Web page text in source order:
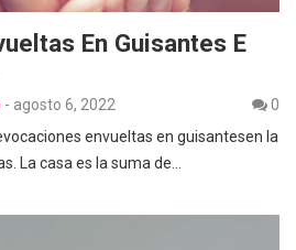
En Guisantes E
- agosto 6, 2022
0
envueltas en guisantesen la
La casa es la suma de…